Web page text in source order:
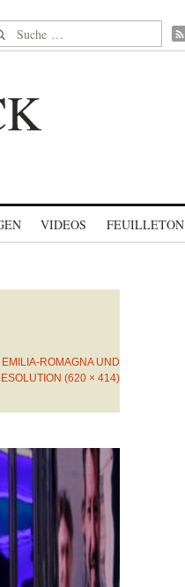
nach:
VIDEOS FEUILLETON
ROMAGNA UND K
(620 × 414)